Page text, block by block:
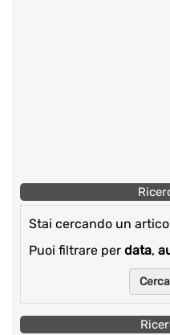
Stai cercando un
Puoi filtrare per data,